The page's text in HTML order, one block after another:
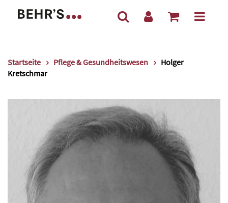
Startseite Pflege & Gesundheitswesen
Holger
Kretschmar